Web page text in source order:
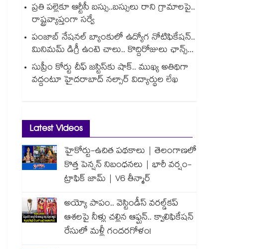
ప్రతి పల్లెకూ ఆర్టీసీ బస్సు..బస్సులు రాని గ్రామాలపై..
రాష్ట్రవ్యాప్తంగా సర్వే
పంజాబ్ నేషనల్ బ్యాంకులో ఉద్యోగ నోటిఫికేషన్..
మినిమమ్ డిగ్రీ ఉంటె చాలు.. కొద్దిరోజులు ఛాన్స్...
సుప్రీం కోర్టు చీఫ్ జస్టిస్⁭కు షాక్.. ముఖ్య అతిథిగా
వద్దంటూ హైదరాబాద్ నల్సార్ విద్యార్థుల లేఖ
Latest Videos
హైకోర్టు-ఉచిత పథకాలు | తెలంగాణలో
కొత్త పెన్షన్ నిబంధనలు | భారీ వర్షం-
ట్రాఫిక్ జామ్ | V6 తీన్మార్
అయ్యో పాపం.. వెస్టిండీస్ వరల్డ్‌కప్
ఆశలపై నీళ్లు చల్లిన ఆఫ్ఘన్.. క్వాలిఫికేషన్
రేసులో మళ్లీ గందరగోళం!